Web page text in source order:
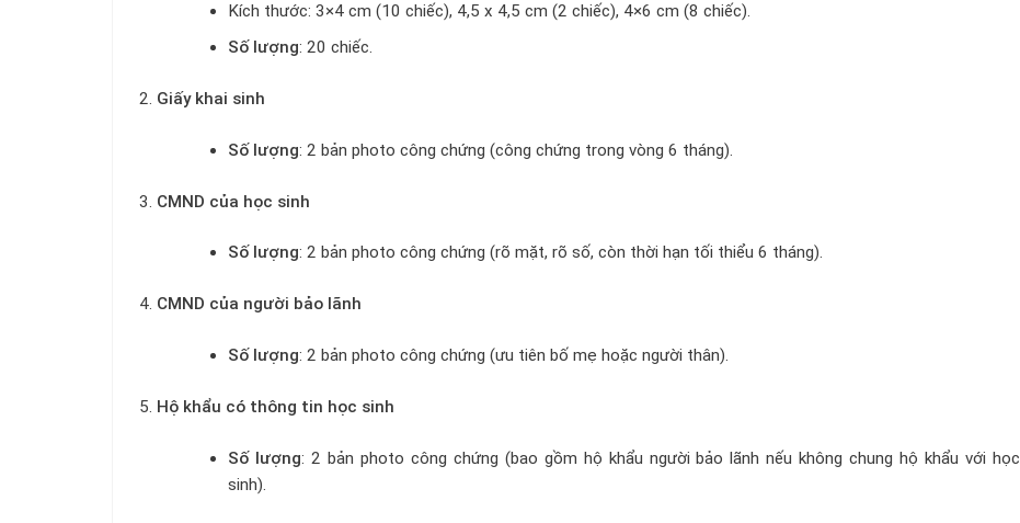
Kích thước: 3×4 cm (10 chiếc), 4,5 x 4,5 cm (2 chiếc), 4×6 cm (8 chiếc).
Số lượng: 20 chiếc.
Giấy khai sinh
Số lượng: 2 bản photo công chứng (công chứng trong vòng 6 tháng).
CMND của học sinh
Số lượng: 2 bản photo công chứng (rõ mặt, rõ số, còn thời hạn tối thiểu 6 tháng).
CMND của người bảo lãnh
Số lượng: 2 bản photo công chứng (ưu tiên bố mẹ hoặc người thân).
Hộ khẩu có thông tin học sinh
Số lượng: 2 bản photo công chứng (bao gồm hộ khẩu người bảo lãnh nếu không chung hộ khẩu với học
sinh).